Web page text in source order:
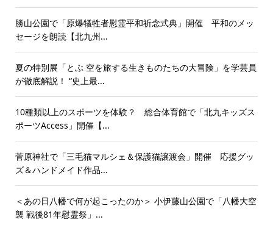
勝山公園で「原爆犠牲者慰霊平和祈念式典」開催 平和のメッ
セージを朗読【北九州...
夏の特別展「とぶ 空を旅する生きものたちの大冒険」を学芸員
が徹底解説！ “史上最...
10種類以上のスポーツを体験？ 総合体育館で「北九キッズス
ポーツAccess」開催【...
菅原神社で「三毛猫マルシェ＆保護猫譲渡会」開催 応援グッ
ズ＆ハンドメイド作品...
＜あの日八幡で何が起こったのか＞ 小伊藤山公園で「八幡大空
襲 戦後81年慰霊祭」...